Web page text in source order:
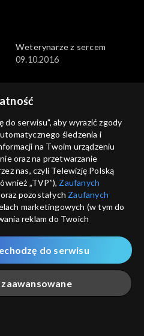
Weterynarze z sercem
09.10.2016
Weterynarze z sercem
30.10.2016
Weterynarze z sercem
23.10.2016
do serwisu", aby wyrazić zgody
śledzenia i
na Twoim urządzeniu
oraz na przetwarzanie
nas, czyli Telewizję Polską
„TVP”), Zaufanych
oraz pozostałych Zaufanych
marketingowych (w tym do
reklam do Twoich
zgody na udostępnianie
do Google.
podczas odwiedzania przez
serwisówzwanych dalej
za pomocą
do serwisu